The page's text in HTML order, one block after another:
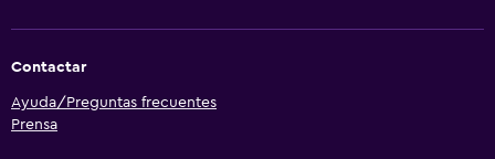
Contactar
Ayuda/Preguntas frecuentes
Prensa